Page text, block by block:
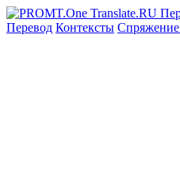
Перевод Контексты Спряжение